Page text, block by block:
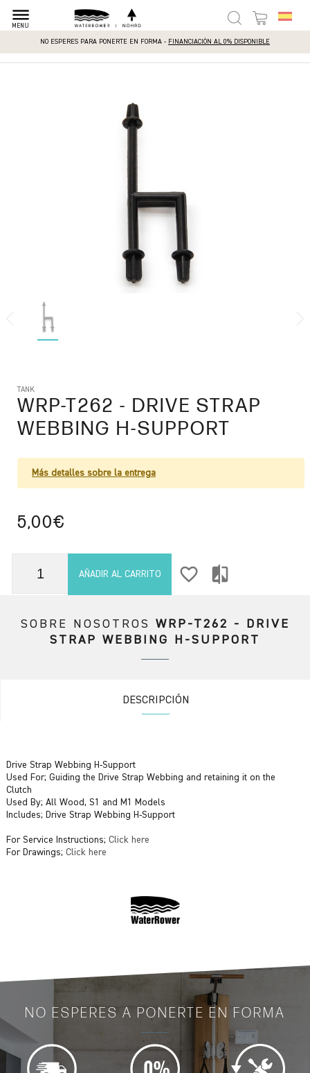
dehaze
MENU
NO ESPERES PARA PONERTE EN FORMA - FINANCIACIÓN AL 0% DISPONIBLE
TANK
WRP-T262 - DRIVE STRAP
WEBBING H-SUPPORT
Más detalles sobre la entrega
5,00€
AÑADIR AL CARRITO favorite_border compare
SOBRE NOSOTROS
WRP-T262 - DRIVE
STRAP WEBBING H-SUPPORT
DESCRIPCIÓN
Drive Strap Webbing H-Support
Used For; Guiding the Drive Strap Webbing and retaining it on the
Clutch
Used By; All Wood, S1 and M1 Models
Includes; Drive Strap Webbing H-Support
For Service Instructions; Click here
For Drawings; Click here
NO ESPERES A PONERTE EN FORMA